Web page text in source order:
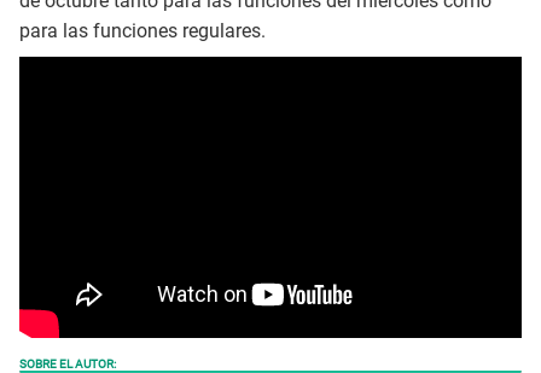
para las funciones regulares.
SOBRE EL AUTOR: